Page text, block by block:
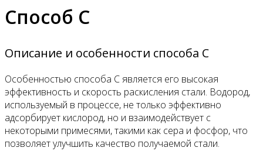
Способ C
Описание и особенности способа C
Особенностью способа C является его высокая
эффективность и скорость раскисления стали. Водород,
используемый в процессе, не только эффективно
адсорбирует кислород, но и взаимодействует с
некоторыми примесями, такими как сера и фосфор, что
позволяет улучшить качество получаемой стали.